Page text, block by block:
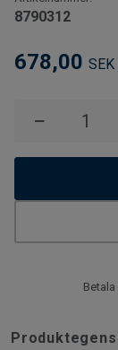
8790312
678,00
−